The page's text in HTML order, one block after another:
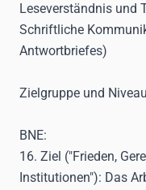
Leseverständnis und
Schriftliche
Antwortbriefes)
Zielgruppe und
BNE:
16. Ziel ("Frieden,
Institutionen"): Das